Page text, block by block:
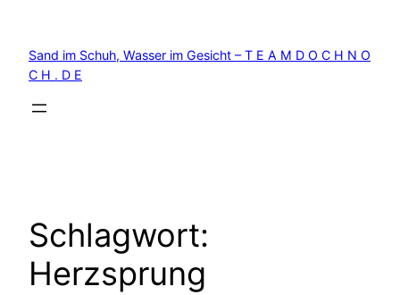
springen
Sand im Schuh, Wasser im Gesicht – T E A M D O C H N O
C H . D E
Schlagwort:
Herzsprung